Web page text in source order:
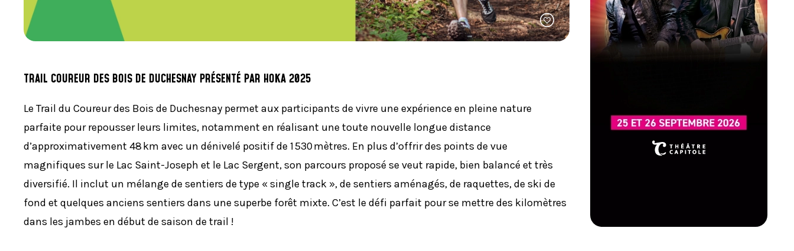
TRAIL COUREUR DES BOIS DE DUCHESNAY PRÉSENTÉ PAR HOKA 2025
Le Trail du Coureur des Bois de Duchesnay permet aux participants de vivre une expérience en pleine nature
parfaite pour repousser leurs limites, notamment en réalisant une toute nouvelle longue distance
d’approximativement 48 km avec un dénivelé positif de 1 530 mètres. En plus d’offrir des points de vue
magnifiques sur le Lac Saint-Joseph et le Lac Sergent, son parcours proposé se veut rapide, bien balancé et très
diversifié. Il inclut un mélange de sentiers de type « single track », de sentiers aménagés, de raquettes, de ski de
fond et quelques anciens sentiers dans une superbe forêt mixte. C’est le défi parfait pour se mettre des kilomètres
dans les jambes en début de saison de trail !